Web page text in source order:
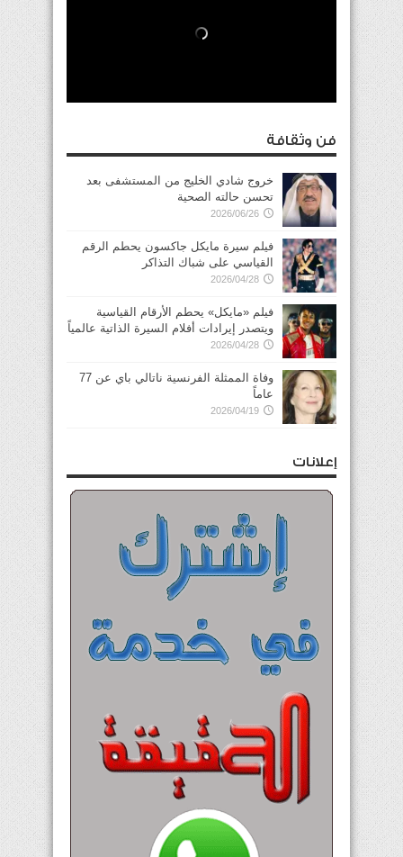
فن وثقافة
خروج شادي الخليج من المستشفى بعد
تحسن حالته الصحية
2026/06/26
فيلم سيرة مايكل جاكسون يحطم الرقم
القياسي على شباك التذاكر
2026/04/28
فيلم «مايكل» يحطم الأرقام القياسية
ويتصدر إيرادات أفلام السيرة الذاتية عالمياً
2026/04/28
وفاة الممثلة الفرنسية ناتالي باي عن 77
عاماً
2026/04/19
إعلانات